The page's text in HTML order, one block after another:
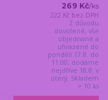
269 Kč/ks
222 Kč bez DPH
Z důvodu
dovolené, vše
objednané a
uhrazené do
pondělí 17.8. do
11:00, dodáme
nejdříve 18.8. v
úterý. Skladem
> 10 ks